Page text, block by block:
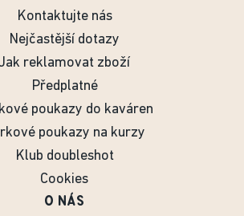
Kontaktujte nás
Nejčastější dotazy
Jak reklamovat zboží
Předplatné
poukazy do kaváren
poukazy na kurzy
Klub doubleshot
Cookies
O NÁS